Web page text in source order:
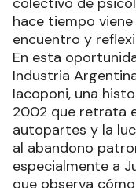
hace tiempo
encuentro y
En esta
Industria
Iacoponi, una
2002 que retrata
autopartes y la
al abandono
especialmente a
que observa